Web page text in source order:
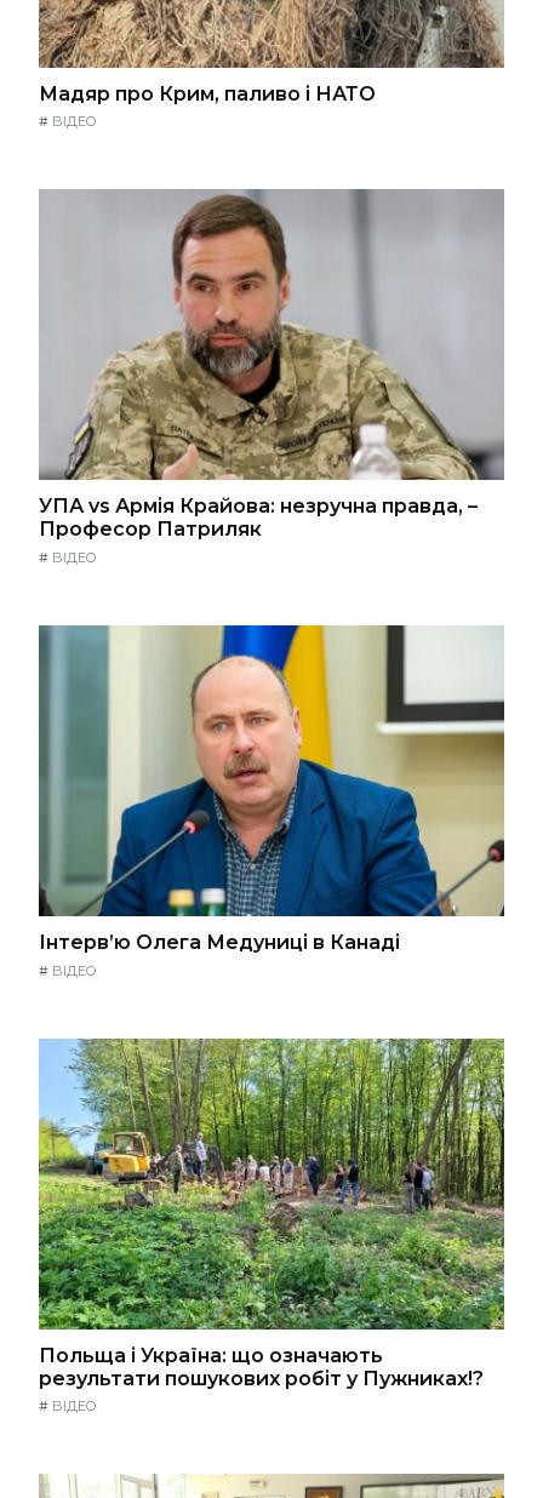
Мадяр про Крим, паливо і НАТО
# ВІДЕО
УПА vs Армія Крайова: незручна правда, –
Професор Патриляк
# ВІДЕО
Інтерв’ю Олега Медуниці в Канаді
# ВІДЕО
Польща і Україна: що означають
результати пошукових робіт у Пужниках!?
# ВІДЕО